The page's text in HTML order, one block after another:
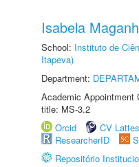
Isabela
School: Instituto de
Itapeva)
Department:
Academic Appointment
title: MS-3.2
Orcid
CV Lattes
ResearcherID
Repositório